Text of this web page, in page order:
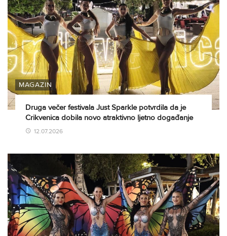
MAGAZIN
Druga večer festivala Just Sparkle potvrdila da je
Crikvenica dobila novo atraktivno ljetno događanje
12.07.2026